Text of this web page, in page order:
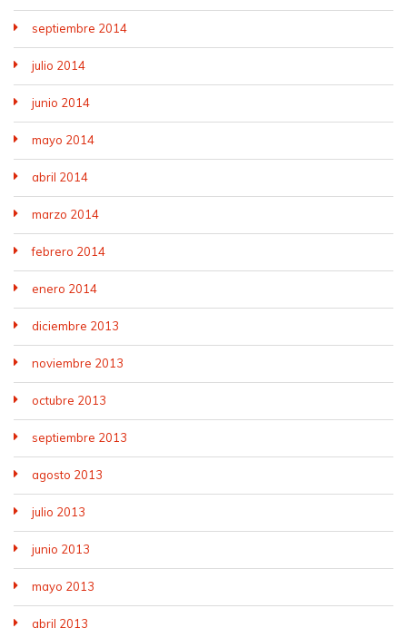
septiembre 2014
julio 2014
junio 2014
mayo 2014
abril 2014
marzo 2014
febrero 2014
enero 2014
diciembre 2013
noviembre 2013
octubre 2013
septiembre 2013
agosto 2013
julio 2013
junio 2013
mayo 2013
abril 2013